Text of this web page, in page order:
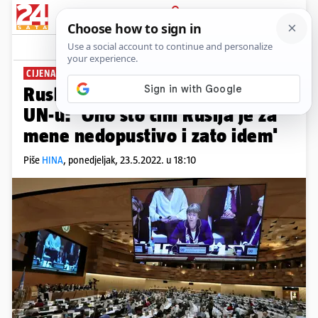
PRIJAVA
News Komentari
CIJENA RATA
Ruski diplomat dao je ostavku u
UN-u: 'Ono što čini Rusija je za
mene nedopustivo i zato idem'
Piše HINA, ponedjeljak, 23.5.2022. u 18:10